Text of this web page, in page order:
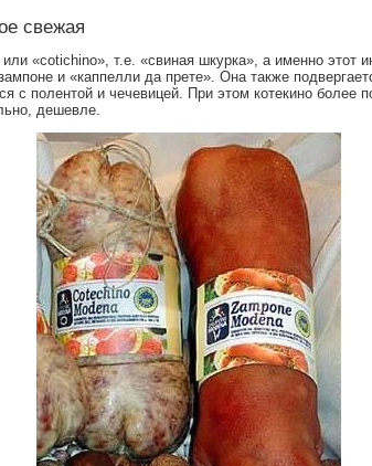
свежая
«cotichino», т.е. «свиная шкурка», а именно этот
и «каппелли да прете». Она также
с полентой и чечевицей. При этом котекино более
дешевле.